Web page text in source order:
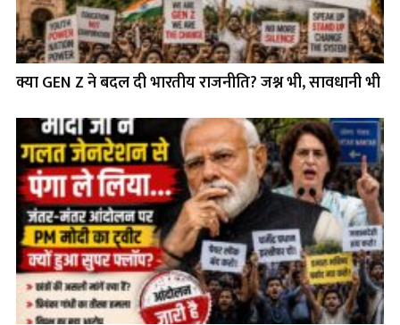
क्या GEN Z ने बदल दी भारतीय राजनीति? जश्न भी, सावधानी भी